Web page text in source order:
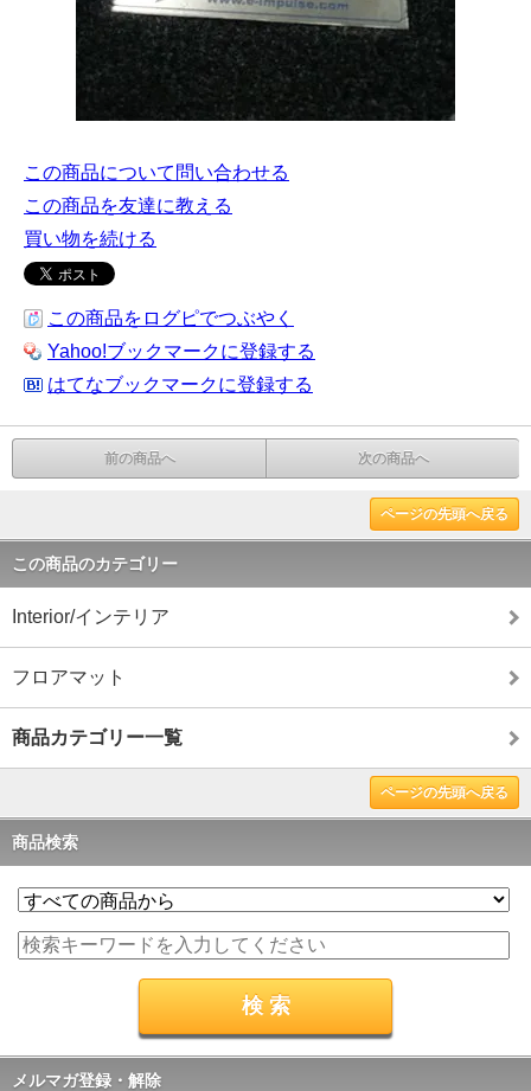
この商品について問い合わせる
この商品を友達に教える
買い物を続ける
この商品をログピでつぶやく
Yahoo!ブックマークに登録する
はてなブックマークに登録する
前の商品へ 次の商品へ
ページの先頭へ戻る
この商品のカテゴリー
Interior/インテリア
フロアマット
商品カテゴリー一覧
ページの先頭へ戻る
商品検索
メルマガ登録・解除